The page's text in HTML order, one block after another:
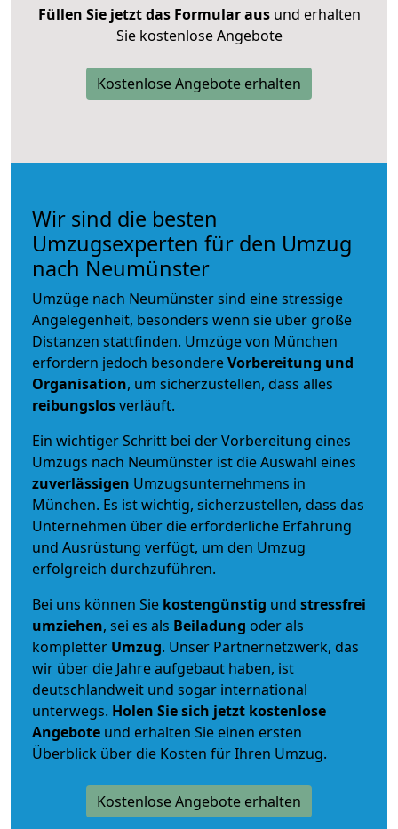
Füllen Sie jetzt das Formular ausund erhalten
Sie kostenlose Angebote
Kostenlose Angebote erhalten
Wir sind die besten
Umzugsexperten für den Umzug
nach Neumünster
Umzüge nach Neumünster sind eine stressige
Angelegenheit, besonders wenn sie über große
Distanzen stattfinden. Umzüge von München
erfordern jedoch besondereVorbereitung und
Organisation, um sicherzustellen, dass alles
reibungslosverläuft.
Ein wichtiger Schritt bei der Vorbereitung eines
Umzugs nach Neumünster ist die Auswahl eines
zuverlässigen Umzugsunternehmens in
München. Es ist wichtig, sicherzustellen, dass das
Unternehmen über die erforderliche Erfahrung
und Ausrüstung verfügt, um den Umzug
erfolgreich durchzuführen.
Bei uns können Sie kostengünstig und stressfrei
umziehen, sei es als Beiladung oder als
kompletter Umzug. Unser Partnernetzwerk, das
wir über die Jahre aufgebaut haben, ist
deutschlandweit und sogar international
unterwegs. Holen Sie sich jetzt kostenlose
Angebote und erhalten Sie einen ersten
Überblick über die Kosten für Ihren Umzug.
Kostenlose Angebote erhalten